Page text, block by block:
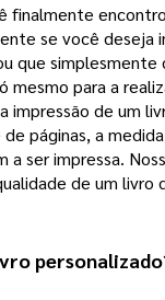
finalmente
se você deseja
que simplesmente
mesmo para a
impressão de um
páginas, a
a ser impressa.
de um livro
personalizado